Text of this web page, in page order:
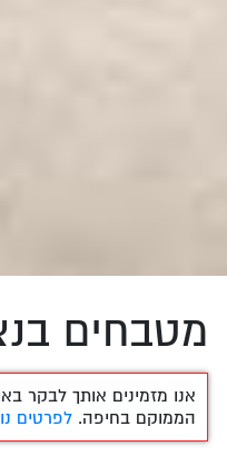
מטבחים
אנו מזמינים אותך לבקר
הממוקם בחיפה. לפרטים